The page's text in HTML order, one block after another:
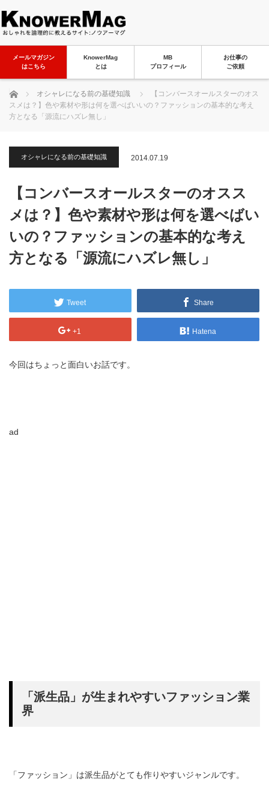
メールマガジン
はこちら
KnowerMag
とは
MB
プロフィール
お仕事の
ご依頼
ホーム オシャレになる前の基礎知識
【コンバースオールスターのオス
スメは？】色や素材や形は何を選べばいいの？ファッションの基本的な考え
方となる「源流にハズレ無し」
オシャレになる前の基礎知識 2014.07.19
【コンバースオールスターのオスス
メは？】色や素材や形は何を選べばい
いの？ファッションの基本的な考え
方となる「源流にハズレ無し」
Tweet Share
+1 Hatena
今回はちょっと面白いお話です。
ad
「派生品」が生まれやすいファッション業
界
「ファッション」は派生品がとても作りやすいジャンルです。